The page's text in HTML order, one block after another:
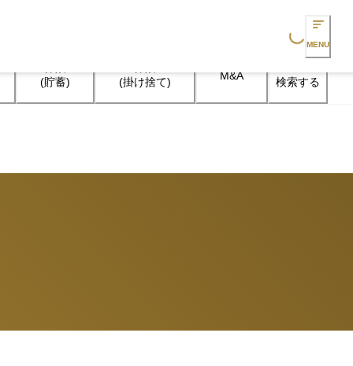
Loading...
MENU
(貯蓄)
(掛け捨て)
M&A 検索する